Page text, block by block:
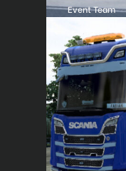
Event Team